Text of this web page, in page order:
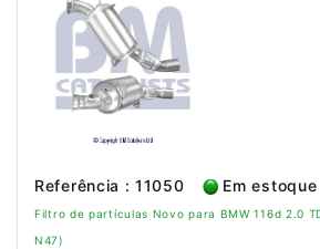
Referência : 11050 Em estoque
Filtro de partículas Novo para BMW 116d 2.0
N47)